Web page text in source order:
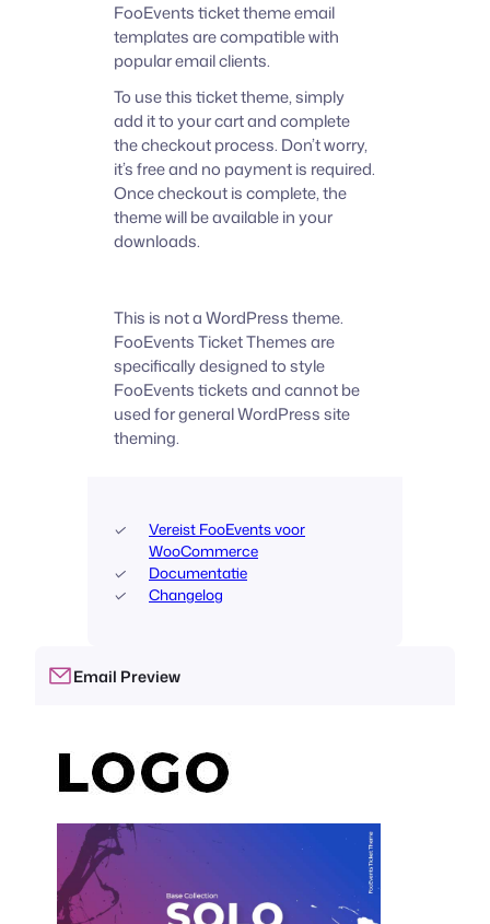
Email Preview
FooEvents ticket theme email
templates are compatible with
popular email clients.
To use this ticket theme, simply
add it to your cart and complete
the checkout process. Don’t worry,
it’s free and no payment is required.
Once checkout is complete, the
theme will be available in your
downloads.
This is not a WordPress theme.
FooEvents Ticket Themes are
specifically designed to style
FooEvents tickets and cannot be
used for general WordPress site
theming.
Vereist FooEvents voor
WooCommerce
Documentatie
Changelog